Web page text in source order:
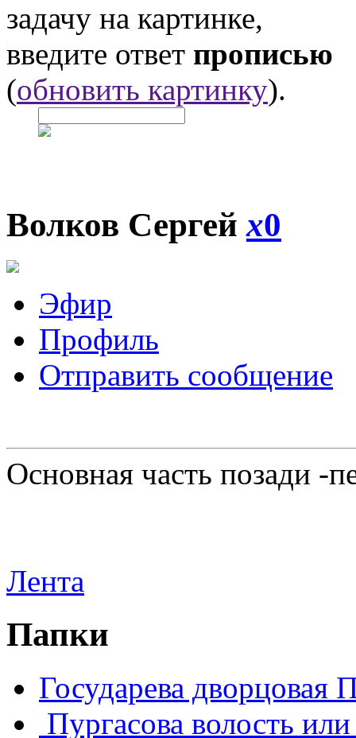
задачу на картинке,
введите ответ прописью
(обновить картинку).
Волков Сергейx0
Эфир
Профиль
Отправить сообщение
Основная часть позади -
Лента
Папки
Государева дворцовая
Пургасова волость